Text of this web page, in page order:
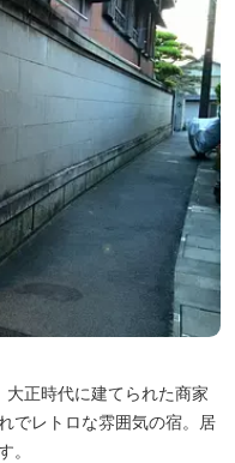
正時代に建てられた商家
でレトロな雰囲気の宿。居